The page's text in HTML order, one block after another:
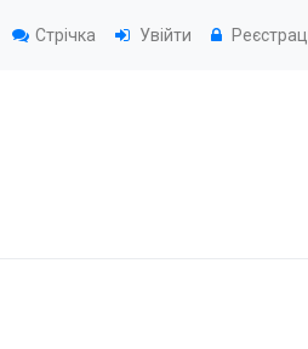
Стрічка Увійти